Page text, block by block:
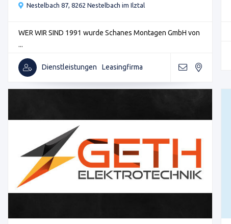
Nestelbach 87, 8262 Nestelbach im Ilztal
WER WIR SIND 1991 wurde Schanes Montagen GmbH von
...
Dienstleistungen Leasingfirma